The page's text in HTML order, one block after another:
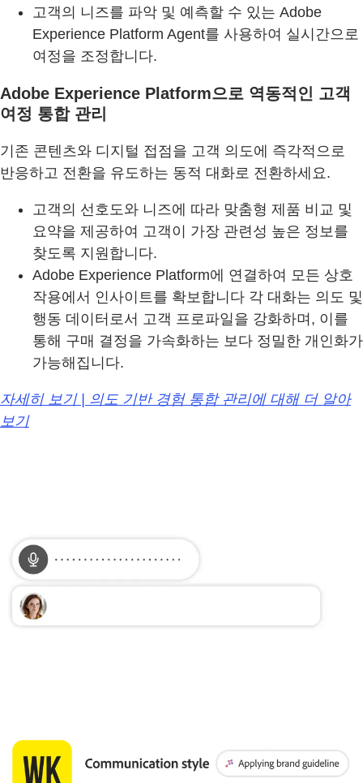
고객의 니즈를 파악 및 예측할 수 있는 Adobe
Experience Platform Agent를 사용하여 실시간으로
여정을 조정합니다.
Adobe Experience Platform으로 역동적인 고객
여정 통합 관리
기존 콘텐츠와 디지털 접점을 고객 의도에 즉각적으로
반응하고 전환을 유도하는 동적 대화로 전환하세요.
고객의 선호도와 니즈에 따라 맞춤형 제품 비교 및
요약을 제공하여 고객이 가장 관련성 높은 정보를
찾도록 지원합니다.
Adobe Experience Platform에 연결하여 모든 상호
작용에서 인사이트를 확보합니다 각 대화는 의도 및
행동 데이터로서 고객 프로파일을 강화하며, 이를
통해 구매 결정을 가속화하는 보다 정밀한 개인화가
가능해집니다.
자세히 보기 | 의도 기반 경험 통합 관리에 대해 더 알아
보기